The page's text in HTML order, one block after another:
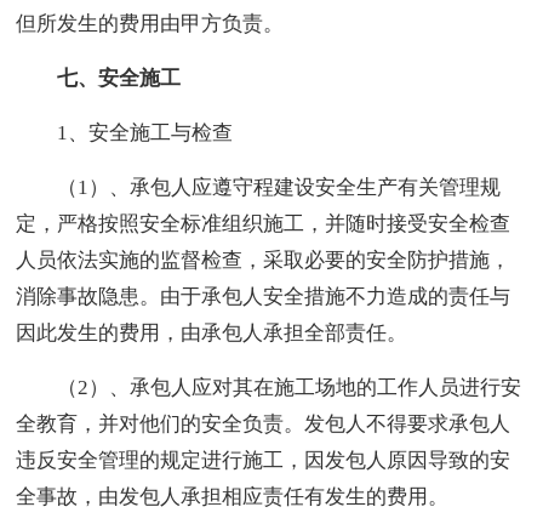
但所发生的费用由甲方负责。
七、安全施工
1、安全施工与检查
（1）、承包人应遵守程建设安全生产有关管理规
定，严格按照安全标准组织施工，并随时接受安全检查
人员依法实施的监督检查，采取必要的安全防护措施，
消除事故隐患。由于承包人安全措施不力造成的责任与
因此发生的费用，由承包人承担全部责任。
（2）、承包人应对其在施工场地的工作人员进行安
全教育，并对他们的安全负责。发包人不得要求承包人
违反安全管理的规定进行施工，因发包人原因导致的安
全事故，由发包人承担相应责任有发生的费用。